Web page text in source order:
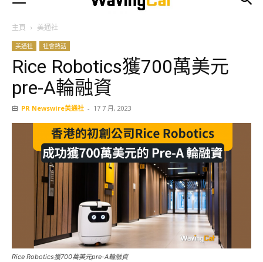
主頁 美通社
美通社 社會熱話
Rice Robotics獲700萬美元
pre-A輪融資
由 PR Newswire美通社 - 17 7 月, 2023
Rice Robotics獲700萬美元pre-A輪融資